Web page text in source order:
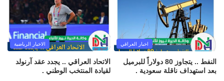
اخبار العراقي
النفط .. يتجاوز 80 دولاراً للبرميل
بعد استهداف ناقلة سعودية .
الاخبار الرياضية
الاتحاد العراقي .. يجدد عقد آرنولد
لقيادة المنتخب الوطني .